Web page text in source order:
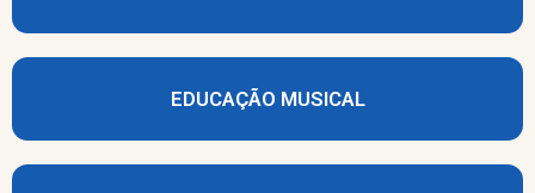
EDUCAÇÃO MUSICAL